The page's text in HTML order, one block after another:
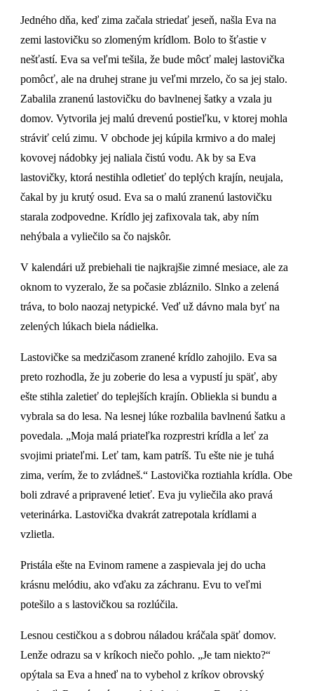
Jedného dňa, keď zima začala striedať jeseň, našla Eva na
zemi lastovičku so zlomeným krídlom. Bolo to šťastie v
nešťastí. Eva sa veľmi tešila, že bude môcť malej lastovička
pomôcť, ale na druhej strane ju veľmi mrzelo, čo sa jej stalo.
Zabalila zranenú lastovičku do bavlnenej šatky a vzala ju
domov. Vytvorila jej malú drevenú postieľku, v ktorej mohla
stráviť celú zimu. V obchode jej kúpila krmivo a do malej
kovovej nádobky jej naliala čistú vodu. Ak by sa Eva
lastovičky, ktorá nestihla odletieť do teplých krajín, neujala,
čakal by ju krutý osud. Eva sa o malú zranenú lastovičku
starala zodpovedne. Krídlo jej zafixovala tak, aby ním
nehýbala a vyliečilo sa čo najskôr.
V kalendári už prebiehali tie najkrajšie zimné mesiace, ale za
oknom to vyzeralo, že sa počasie zbláznilo. Slnko a zelená
tráva, to bolo naozaj netypické. Veď už dávno mala byť na
zelených lúkach biela nádielka.
Lastovičke sa medzičasom zranené krídlo zahojilo. Eva sa
preto rozhodla, že ju zoberie do lesa a vypustí ju späť, aby
ešte stihla zaletieť do teplejších krajín. Obliekla si bundu a
vybrala sa do lesa. Na lesnej lúke rozbalila bavlnenú šatku a
povedala. „Moja malá priateľka rozprestri krídla a leť za
svojimi priateľmi. Leť tam, kam patríš. Tu ešte nie je tuhá
zima, verím, že to zvládneš.“ Lastovička roztiahla krídla. Obe
boli zdravé a pripravené letieť. Eva ju vyliečila ako pravá
veterinárka. Lastovička dvakrát zatrepotala krídlami a
vzlietla.
Pristála ešte na Evinom ramene a zaspievala jej do ucha
krásnu melódiu, ako vďaku za záchranu. Evu to veľmi
potešilo a s lastovičkou sa rozlúčila.
Lesnou cestičkou a s dobrou náladou kráčala späť domov.
Lenže odrazu sa v kríkoch niečo pohlo. „Je tam niekto?“
opýtala sa Eva a hneď na to vybehol z kríkov obrovský